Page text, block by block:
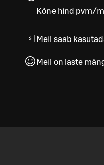
Kõne hind pvm/
Meil saab
Meil on laste